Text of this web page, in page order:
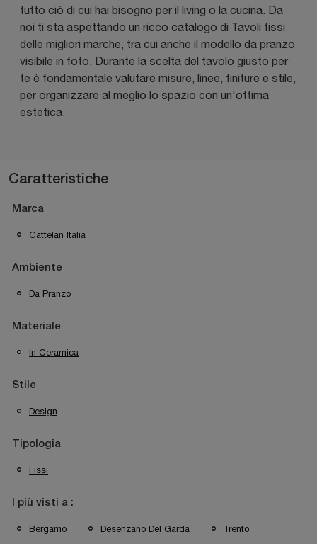
tutto ciò di cui hai bisogno per il living o la cucina. Da
noi ti sta aspettando un ricco catalogo di Tavoli fissi
delle migliori marche, tra cui anche il modello da pranzo
visibile in foto. Durante la scelta del tavolo giusto per
te è fondamentale valutare misure, linee, finiture e stile,
per organizzare al meglio lo spazio con un'ottima
estetica.
Caratteristiche
Marca
Cattelan Italia
Ambiente
Da Pranzo
Materiale
In Ceramica
Stile
Design
Tipologia
Fissi
I più visti a :
Bergamo Desenzano Del Garda Trento